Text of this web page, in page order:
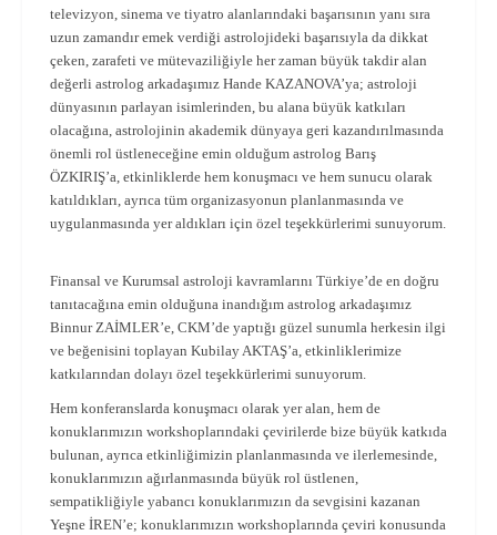
televizyon, sinema ve tiyatro alanlarındaki başarısının yanı sıra
uzun zamandır emek verdiği astrolojideki başarısıyla da dikkat
çeken, zarafeti ve mütevaziliğiyle her zaman büyük takdir alan
değerli astrolog arkadaşımız Hande KAZANOVA’ya; astroloji
dünyasının parlayan isimlerinden, bu alana büyük katkıları
olacağına, astrolojinin akademik dünyaya geri kazandırılmasında
önemli rol üstleneceğine emin olduğum astrolog Barış
ÖZKIRIŞ’a, etkinliklerde hem konuşmacı ve hem sunucu olarak
katıldıkları, ayrıca tüm organizasyonun planlanmasında ve
uygulanmasında yer aldıkları için özel teşekkürlerimi sunuyorum.
Finansal ve Kurumsal astroloji kavramlarını Türkiye’de en doğru
tanıtacağına emin olduğuna inandığım astrolog arkadaşımız
Binnur ZAİMLER’e, CKM’de yaptığı güzel sunumla herkesin ilgi
ve beğenisini toplayan Kubilay AKTAŞ’a, etkinliklerimize
katkılarından dolayı özel teşekkürlerimi sunuyorum.
Hem konferanslarda konuşmacı olarak yer alan, hem de
konuklarımızın workshoplarındaki çevirilerde bize büyük katkıda
bulunan, ayrıca etkinliğimizin planlanmasında ve ilerlemesinde,
konuklarımızın ağırlanmasında büyük rol üstlenen,
sempatikliğiyle yabancı konuklarımızın da sevgisini kazanan
Yeşne İREN’e; konuklarımızın workshoplarında çeviri konusunda